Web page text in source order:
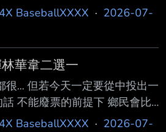
也出手助郭，今年賴曾在棒球
託，請辜支持交棒給郭。對
辜支持郭智輝接任棒協理事長
報這篇是真的的話 幹話王面子
4X BaseballXXXX · 2026-07-
華韋二選一
很... 但若今天一定要從中投出一
不能廢票的前提下 鄉民會比
4X BaseballXXXX · 2026-07-